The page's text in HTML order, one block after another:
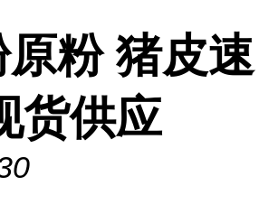
粉 猪皮速
货供应